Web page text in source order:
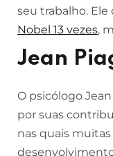
seu trabalho. Ele
Nobel 13 vezes,
Jean
O psicólogo
por suas
nas quais